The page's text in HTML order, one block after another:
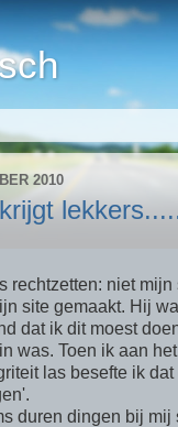
2010
rechtzetten: niet
site gemaakt. Hij
dat ik dit moest
was. Toen ik aan
las besefte ik
duren dingen bij mij